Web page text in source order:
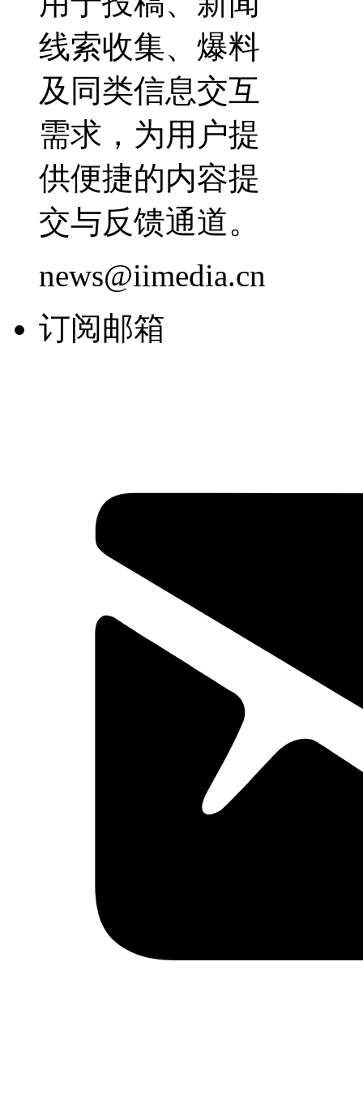
线索收集、爆料
及同类信息交互
需求，为用户提
供便捷的内容提
交与反馈通道。
news@iimedia.cn
订阅邮箱